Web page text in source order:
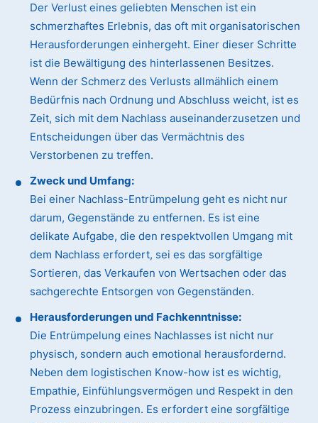
Der Verlust eines geliebten Menschen ist ein
schmerzhaftes Erlebnis, das oft mit organisatorischen
Herausforderungen einhergeht. Einer dieser Schritte
ist die Bewältigung des hinterlassenen Besitzes.
Wenn der Schmerz des Verlusts allmählich einem
Bedürfnis nach Ordnung und Abschluss weicht, ist es
Zeit, sich mit dem Nachlass auseinanderzusetzen und
Entscheidungen über das Vermächtnis des
Verstorbenen zu treffen.
Zweck und Umfang:
Bei einer Nachlass-Entrümpelung geht es nicht nur
darum, Gegenstände zu entfernen. Es ist eine
delikate Aufgabe, die den respektvollen Umgang mit
dem Nachlass erfordert, sei es das sorgfältige
Sortieren, das Verkaufen von Wertsachen oder das
sachgerechte Entsorgen von Gegenständen.
Herausforderungen und Fachkenntnisse:
Die Entrümpelung eines Nachlasses ist nicht nur
physisch, sondern auch emotional herausfordernd.
Neben dem logistischen Know-how ist es wichtig,
Empathie, Einfühlungsvermögen und Respekt in den
Prozess einzubringen. Es erfordert eine sorgfältige